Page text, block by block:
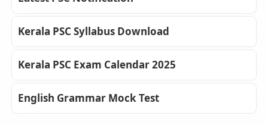
Kerala PSC Syllabus Download
Kerala PSC Exam Calendar 2025
English Grammar Mock Test